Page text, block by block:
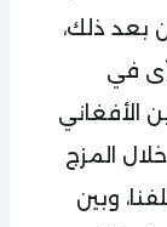
بعد ذلك،
في
الأفغاني
المزج
وبين